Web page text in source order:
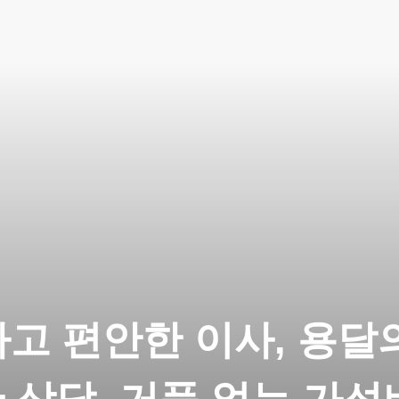
편안한 이사, 용달